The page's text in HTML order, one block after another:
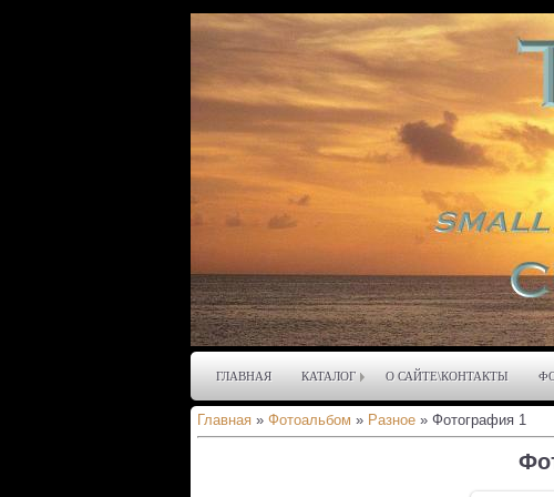
ГЛАВНАЯ КАТАЛОГ О САЙТЕ\КОНТАКТЫ
Главная » Фотоальбом » Разное » Фотография 1